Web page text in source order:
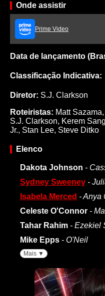
Onde assistir
Prime Video
Data de lançamento
Classificação Indicativa:
Diretor: S.J. Clarkson
Roteiristas: Matt Sazama,
S.J. Clarkson, Kerem
Jr., Stan Lee, Steve Ditko
Elenco
Dakota Johnson -
Sydney Sweeney -
Isabela Merced - Anya
Celeste O'Connor -
Tahar Rahim - Ezekiel
Mike Epps - O'Neil
Mais ▼